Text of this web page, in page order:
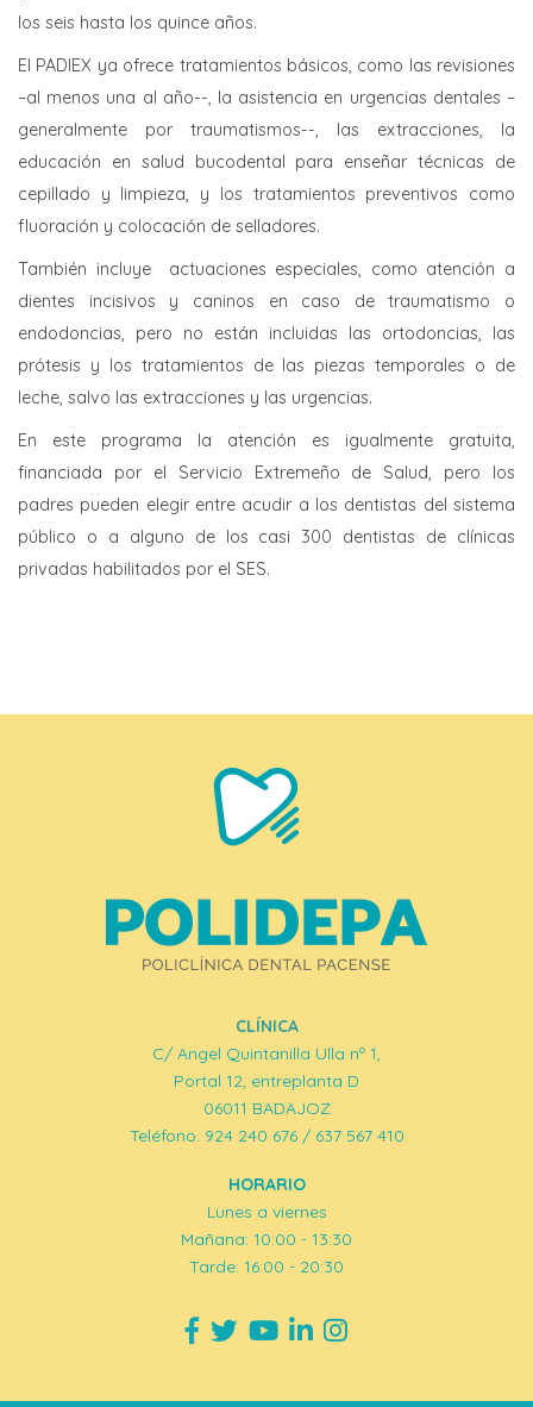
los seis hasta los quince años.
El PADIEX ya ofrece tratamientos básicos, como las revisiones
–al menos una al año--, la asistencia en urgencias dentales –
generalmente por traumatismos--, las extracciones, la
educación en salud bucodental para enseñar técnicas de
cepillado y limpieza, y los tratamientos preventivos como
fluoración y colocación de selladores.
También incluye actuaciones especiales, como atención a
dientes incisivos y caninos en caso de traumatismo o
endodoncias, pero no están incluidas las ortodoncias, las
prótesis y los tratamientos de las piezas temporales o de
leche, salvo las extracciones y las urgencias.
En este programa la atención es igualmente gratuita,
financiada por el Servicio Extremeño de Salud, pero los
padres pueden elegir entre acudir a los dentistas del sistema
público o a alguno de los casi 300 dentistas de clínicas
privadas habilitados por el SES.
CLÍNICA
C/ Angel Quintanilla Ulla nº 1,
Portal 12, entreplanta D
06011 BADAJOZ
Teléfono. 924 240 676 / 637 567 410
HORARIO
Lunes a viernes
Mañana: 10:00 - 13:30
Tarde: 16:00 - 20:30